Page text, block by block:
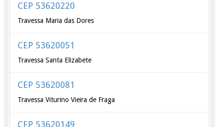
CEP 53620220
Travessa Maria das Dores
CEP 53620051
Travessa Santa Elizabete
CEP 53620081
Travessa Viturino Vieira de Fraga
CEP 53620149